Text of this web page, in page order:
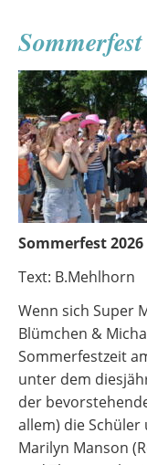
Sommerfest 2026
Text:
Wenn sich Super
Blümchen &
Sommerfestzeit
unter dem
der
allem) die Schüler
Marilyn Manson